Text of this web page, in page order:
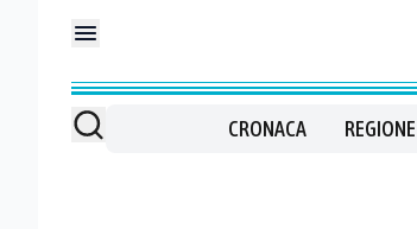
CRONACA REGIONE